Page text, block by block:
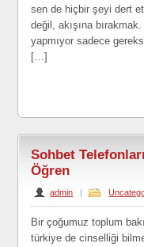
sen de hiçbir şeyi dert
değil, akışına
yapmıyor sadece
[…]
Sohbet
Öğren
admin |
Bir çoğumuz toplum
türkiye de cinselliği